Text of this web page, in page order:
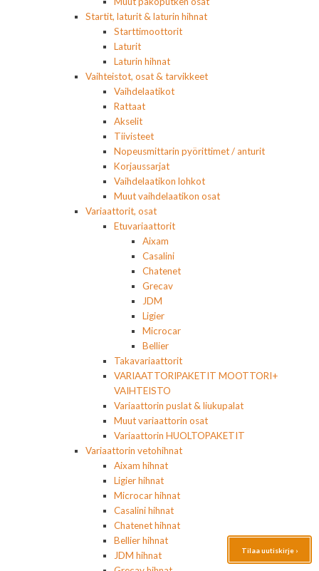
Startit, laturit & laturin hihnat
Starttimoottorit
Laturit
Laturin hihnat
Vaihteistot, osat & tarvikkeet
Vaihdelaatikot
Rattaat
Akselit
Tiivisteet
Nopeusmittarin pyörittimet / anturit
Korjaussarjat
Vaihdelaatikon lohkot
Muut vaihdelaatikon osat
Variaattorit, osat
Etuvariaattorit
Aixam
Casalini
Chatenet
Grecav
JDM
Ligier
Microcar
Bellier
Takavariaattorit
VARIAATTORIPAKETIT MOOTTORI+
VAIHTEISTO
Variaattorin puslat & liukupalat
Muut variaattorin osat
Variaattorin HUOLTOPAKETIT
Variaattorin vetohihnat
Aixam hihnat
Ligier hihnat
Microcar hihnat
Casalini hihnat
Chatenet hihnat
Bellier hihnat
JDM hihnat
Tilaa uutiskirje ›